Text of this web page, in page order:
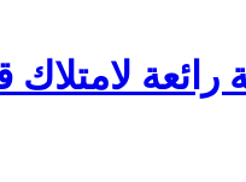
لامتلاك